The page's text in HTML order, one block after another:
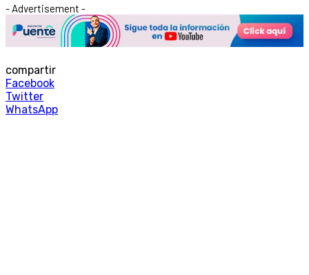
- Advertisement -
compartir
Facebook
Twitter
WhatsApp